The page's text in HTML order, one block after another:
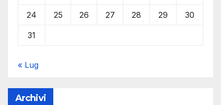
24 25 26 27 28 29 30
31
« Lug
Archivi